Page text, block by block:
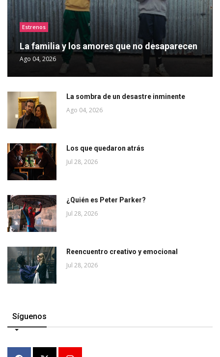
Estrenos
La familia y los amores que no desaparecen
Ago 04, 2026
La sombra de un desastre inminente
Ago 04, 2026
Los que quedaron atrás
Jul 28, 2026
¿Quién es Peter Parker?
Jul 28, 2026
Reencuentro creativo y emocional
Jul 28, 2026
Síguenos